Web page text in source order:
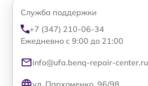
Служба поддержки
+7 (347) 210-06-34
Ежедневно с 9:00 до 21:00
info@ufa.benq-repair-center.ru